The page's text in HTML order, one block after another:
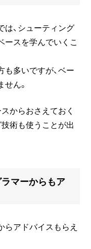
、シューティング
ースを学んでいくこ
多いですが、ベー
ん。
からおさえておく
術も使うことが出
マーからもア
アドバイスもらえ